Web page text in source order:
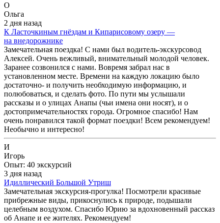
О
Ольга
2 дня назад
К Ласточкиным гнёздам и Кипарисовому озеру —
на внедорожнике
Замечательная поездка! С нами был водитель-экскурсовод
Алексей. Очень вежливый, внимательный молодой человек.
Заранее созвонился с нами. Вовремя забрал нас в
установленном месте. Времени на каждую локацию было
достаточно- и получить необходимую информацию, и
полюбоваться, и сделать фото. По пути мы услышали
рассказы и о улицах Анапы (чьи имена они носят), и о
достопримечательностях города. Огромное спасибо! Нам
очень понравился такой формат поездки! Всем рекомендуем!
Необычно и интересно!
И
Игорь
Опыт: 40 экскурсий
3 дня назад
Идиллический Большой Утриш
Замечательная экскурсия-прогулка! Посмотрели красивые
прибрежные виды, прикоснулись к природе, подышали
целебным воздухом. Спасибо Юрию за вдохновенный рассказ
об Анапе и ее жителях. Рекомендуем!